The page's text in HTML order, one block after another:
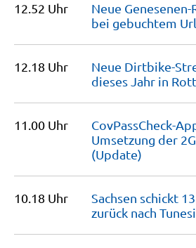
12.52 Uhr
Neue
bei gebuchtem
12.18 Uhr
Neue Dirtbike-
dieses Jahr in
11.00 Uhr
CovPassCheck-
Umsetzung der
(Update)
10.18 Uhr
Sachsen schickt
zurück nach